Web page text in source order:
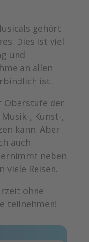
gehört
Dies ist viel
und
an allen
ist.
Oberstufe der
, Kunst-,
kann. Aber
auch
neben
Reisen.
ohne
teilnehmen!